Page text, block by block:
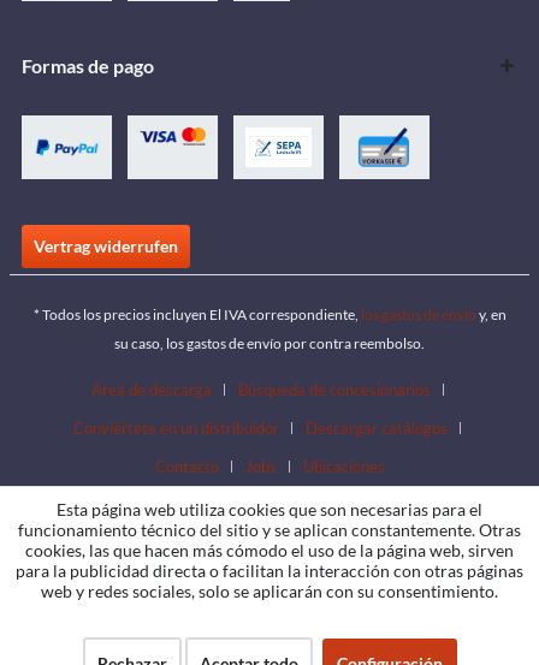
Formas de pago
Vertrag widerrufen
* Todos los precios incluyen El IVA correspondiente, los gastos de envío y, en
su caso, los gastos de envío por contra reembolso.
Área de descarga
Búsqueda de concesionarios
Conviértete en un distribuidor
Descargar catálogos
Contacto
Jobs Ubicaciones
Esta página web utiliza cookies que son necesarias para el
funcionamiento técnico del sitio y se aplican constantemente. Otras
cookies, las que hacen más cómodo el uso de la página web, sirven
para la publicidad directa o facilitan la interacción con otras páginas
web y redes sociales, solo se aplicarán con su consentimiento.